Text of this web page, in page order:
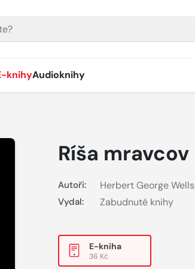
knihyAudioknihy
Ríša mravcov
Autoři: Herbert George Wells
Vydal: Zabudnuté knihy
E-kniha
36 Kč